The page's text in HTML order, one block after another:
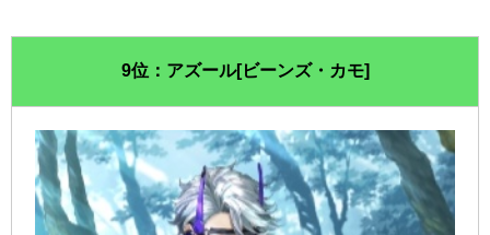
9位：アズール[ビーンズ・カモ]